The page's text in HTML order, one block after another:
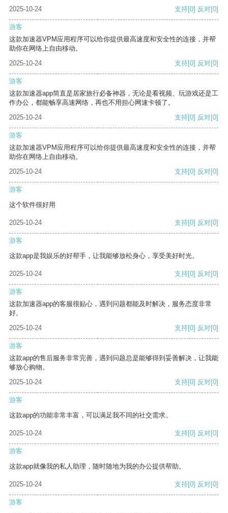
2025-10-24 支持[0] 反对[0]
游客
这款加速器VPM应用程序可以给你提供最高速度和安全性的连接，并帮
助你在网络上自由移动。
2025-10-24
支持[0] 反对[0]
游客
这款加速器app简直是居家旅行必备神器，无论是看视频、玩游戏还是工
作办公，都能畅享高速网络，再也不用担心网速卡顿了。
2025-10-24
支持[0] 反对[0]
游客
这款加速器VPM应用程序可以给你提供最高速度和安全性的连接，并帮
助你在网络上自由移动。
2025-10-24
支持[0] 反对[0]
游客
这个软件很好用
2025-10-24 支持[0] 反对[0]
游客
这款app是我娱乐的好帮手，让我能够放松身心，享受美好时光。
2025-10-24 支持[0] 反对[0]
游客
这款加速器app的客服很贴心，遇到问题都能及时解决，服务态度非常
好。
2025-10-24
支持[0] 反对[0]
游客
这款app的售后服务非常完善，遇到问题总是能够得到妥善解决，让我能
够放心购物。
2025-10-24
支持[0] 反对[0]
游客
这款app的功能非常丰富，可以满足我不同的社交需求。
2025-10-24 支持[0] 反对[0]
游客
这款app就像我的私人助理，随时随地为我的办公提供帮助。
2025-10-24 支持[0] 反对[0]
游客